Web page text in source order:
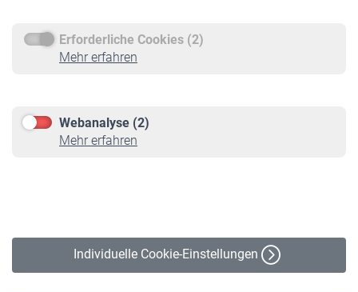
Erforderliche Cookies (2)
Mehr erfahren
Webanalyse (2)
Mehr erfahren
Individuelle Cookie-Einstellungen
Service
Informationen
Online-Rechner
VBLnewsletter
Erklärung zur Barrierefreiheit